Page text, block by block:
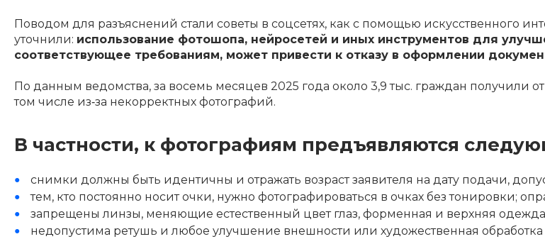
Поводом для разъяснений стали советы в соцсетях, как с помощью искусственного
уточнили: использование фотошопа, нейросетей и иных инструментов для
соответствующее требованиям, может привести к отказу в оформлении
По данным ведомства, за восемь месяцев 2025 года около 3,9 тыс. граждан получили
том числе из‑за некорректных фотографий.
В частности, к фотографиям предъявляются
снимки должны быть идентичны и отражать возраст заявителя на дату подачи,
тем, кто постоянно носит очки, нужно фотографироваться в очках без тонировки;
запрещены линзы, меняющие естественный цвет глаз, форменная и верхняя
недопустима ретушь и любое улучшение внешности или художественная